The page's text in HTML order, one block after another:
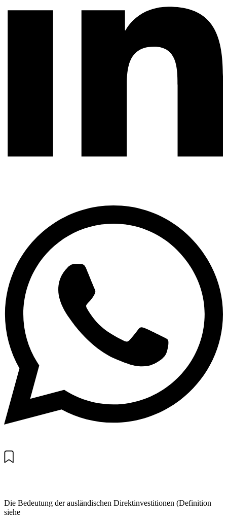
Die Bedeutung der ausländischen Direktinvestitionen (Definition
siehe